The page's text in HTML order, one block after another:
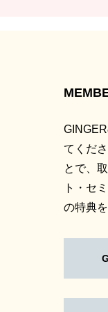
てくだ
とで、
ト・セ
の特典